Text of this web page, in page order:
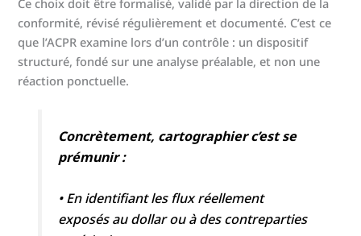
conformité, révisé régulièrement et documenté. C’est ce
que l’ACPR examine lors d’un contrôle : un dispositif
structuré, fondé sur une analyse préalable, et non une
réaction ponctuelle.
Concrètement, cartographier c’est se
prémunir :
• En identifiant les flux réellement
exposés au dollar ou à des contreparties